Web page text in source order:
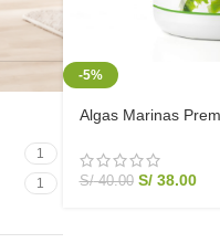
1
1
-5%
Algas Marinas
| Elyon Natural
S/40.00 S/38.00